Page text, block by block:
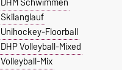
Skilanglauf
Unihockey-Floorball
DHP Volleyball-Mixed
Volleyball-Mix